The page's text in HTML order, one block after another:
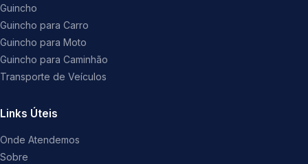
Guincho
Guincho para Carro
Guincho para Moto
Guincho para Caminhão
Transporte de Veículos
Links Úteis
Onde Atendemos
Sobre